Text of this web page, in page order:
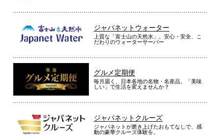
ジャパネットウォーター
上質な「富士山の天然水」。安心・安全、こ
だわりのウォーターサーバー
グルメ定期便
毎月届く、日本各地の名物・名産品。「美味
しい」で生活を変えませんか？
ジャパネットクルーズ
ジャパネットが磨き上げたおもてなしで、感
動の豪華クルーズ体験を。